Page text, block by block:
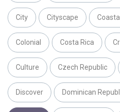
City Cityscape Coastal
Colonial Costa Rica
Culture Czech Republic
Discover Dominican